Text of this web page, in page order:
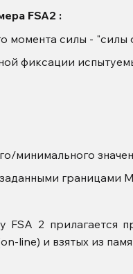
FSA2 :
момента силы - "силы
фиксации
минимального
границами
FSA 2 прилагается
line) и взятых из